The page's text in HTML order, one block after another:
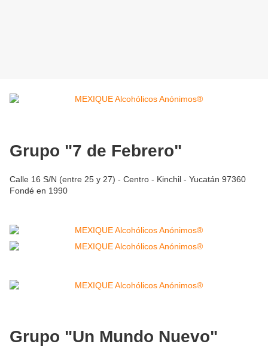
Grupo "7 de Febrero"
Calle 16 S/N (entre 25 y 27) - Centro - Kinchil - Yucatán 97360
Fondé en 1990
Grupo "Un Mundo Nuevo"